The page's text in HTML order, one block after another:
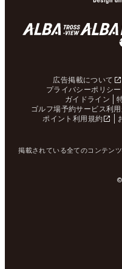
広告掲載について
プライバシーポリシー
ガイドライン
ゴルフ場予約サービス利
ポイント利用規約
掲載されている全てのコンテン